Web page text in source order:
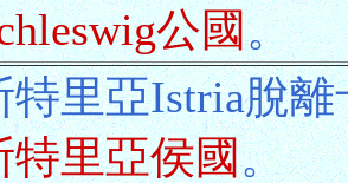
公國。
特里亞Istria脫
特里亞侯國。